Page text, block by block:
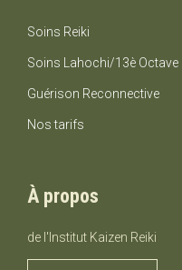
Soins Reiki
Soins Lahochi/13è Octave
Guérison Reconnective
Nos tarifs
À propos
de l'Institut Kaizen Reiki